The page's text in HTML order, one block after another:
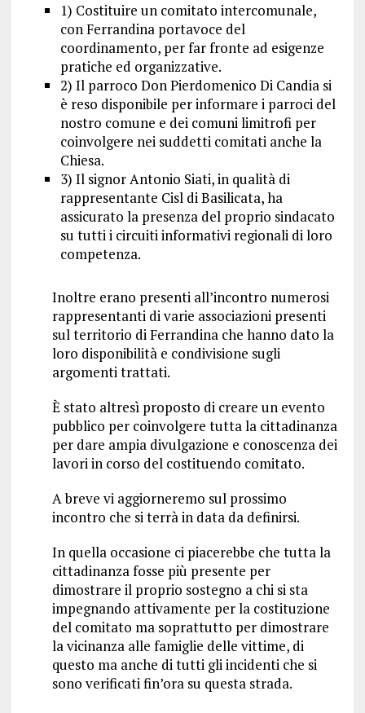
1) Costituire un comitato intercomunale,
con Ferrandina portavoce del
coordinamento, per far fronte ad esigenze
pratiche ed organizzative.
2) Il parroco Don Pierdomenico Di Candia si
è reso disponibile per informare i parroci del
nostro comune e dei comuni limitrofi per
coinvolgere nei suddetti comitati anche la
Chiesa.
3) Il signor Antonio Siati, in qualità di
rappresentante Cisl di Basilicata, ha
assicurato la presenza del proprio sindacato
su tutti i circuiti informativi regionali di loro
competenza.
Inoltre erano presenti all’incontro numerosi
rappresentanti di varie associazioni presenti
sul territorio di Ferrandina che hanno dato la
loro disponibilità e condivisione sugli
argomenti trattati.
È stato altresì proposto di creare un evento
pubblico per coinvolgere tutta la cittadinanza
per dare ampia divulgazione e conoscenza dei
lavori in corso del costituendo comitato.
A breve vi aggiorneremo sul prossimo
incontro che si terrà in data da definirsi.
In quella occasione ci piacerebbe che tutta la
cittadinanza fosse più presente per
dimostrare il proprio sostegno a chi si sta
impegnando attivamente per la costituzione
del comitato ma soprattutto per dimostrare
la vicinanza alle famiglie delle vittime, di
questo ma anche di tutti gli incidenti che si
sono verificati fin’ora su questa strada.